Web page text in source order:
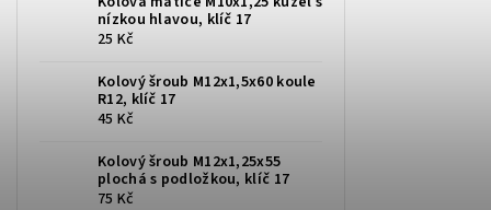
nízkou hlavou, klíč 17
25 Kč
Kolový šroub M12x1,5x60 koule
R12, klíč 17
45 Kč
Kolový šroub M12x1,25x55
plochá s podložkou, klíč 17
75 Kč